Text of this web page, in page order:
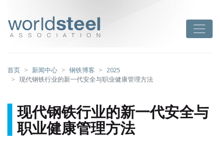
首页 新闻中心 钢铁博客
2025
现代钢铁行业的新一代安全与职业健康管理方法
现代钢铁行业的新一代安全与
职业健康管理方法